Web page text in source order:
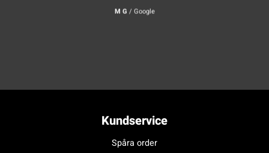
M G / Google
Kundservice
Spåra order